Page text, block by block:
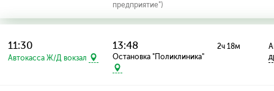
предприятие")
11:30
Автокасса Ж/Д вокзал
13:48
Остановка "Поликлиника"
2ч 18м